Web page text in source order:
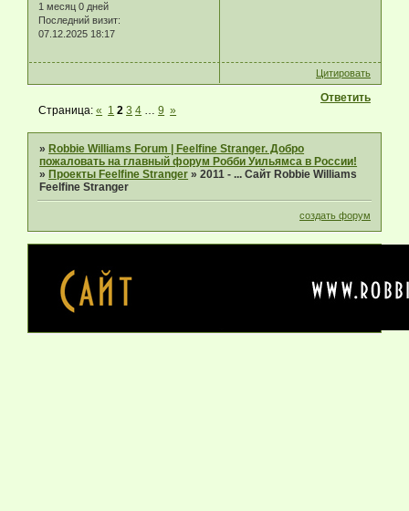
1 месяц 0 дней
Последний визит:
07.12.2025 18:17
Цитировать
Ответить
Страница:« 1 2 3 4 … 9 »
»Robbie Williams Forum | Feelfine Stranger. Добро
пожаловать на главный форум Робби Уильямса в России!
»Проекты Feelfine Stranger »2011 - ... Сайт Robbie Williams
Feelfine Stranger
создать форум